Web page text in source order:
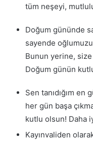
tüm neşeyi,
Doğum gününde
sayende
Bunun yerine,
Doğum günün
Sen tanıdığım
her gün başa
kutlu olsun! Daha
Kayınvaliden